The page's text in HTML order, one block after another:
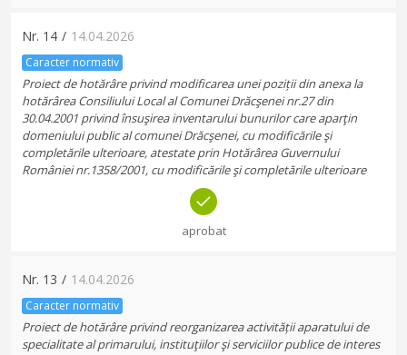
Nr. 14 / 14.04.2026
Caracter normativ
Proiect de hotărâre privind modificarea unei poziții din anexa la
hotărârea Consiliului Local al Comunei Drăcşenei nr.27 din
30.04.2001 privind însuşirea inventarului bunurilor care aparţin
domeniului public al comunei Drăcşenei, cu modificările şi
completările ulterioare, atestate prin Hotărârea Guvernului
României nr.1358/2001, cu modificările şi completările ulterioare
aprobat
Nr. 13 / 14.04.2026
Caracter normativ
Proiect de hotărâre privind reorganizarea activității aparatului de
specialitate al primarului, instituţiilor şi serviciilor publice de interes